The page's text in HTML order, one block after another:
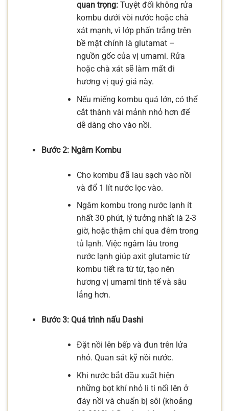
quan trọng:Tuyệt đối không rửa
kombu dưới vòi nước hoặc chà
xát mạnh, vì lớp phấn trắng trên
bề mặt chính là glutamat –
nguồn gốc của vị umami. Rửa
hoặc chà xát sẽ làm mất đi
hương vị quý giá này.
Nếu miếng kombu quá lớn, có thể
cắt thành vài mảnh nhỏ hơn để
dễ dàng cho vào nồi.
Bước 2: Ngâm Kombu
Cho kombu đã lau sạch vào nồi
và đổ 1 lít nước lọc vào.
Ngâm kombu trong nước lạnh ít
nhất 30 phút, lý tưởng nhất là 2-3
giờ, hoặc thậm chí qua đêm trong
tủ lạnh. Việc ngâm lâu trong
nước lạnh giúp axit glutamic từ
kombu tiết ra từ từ, tạo nên
hương vị umami tinh tế và sâu
lắng hơn.
Bước 3: Quá trình nấu Dashi
Đặt nồi lên bếp và đun trên lửa
nhỏ. Quan sát kỹ nồi nước.
Khi nước bắt đầu xuất hiện
những bọt khí nhỏ li ti nổi lên ở
đáy nồi và chuẩn bị sôi (khoảng